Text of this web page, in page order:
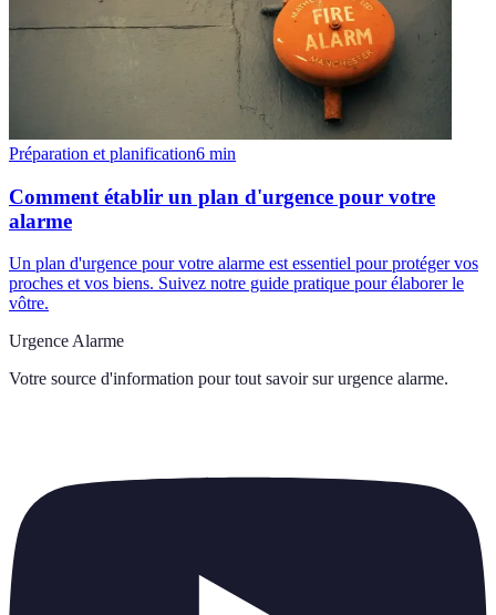
Préparation et planification6 min
Comment établir un plan d'urgence pour votre
alarme
Un plan d'urgence pour votre alarme est essentiel pour protéger vos
proches et vos biens. Suivez notre guide pratique pour élaborer le
vôtre.
Urgence Alarme
Votre source d'information pour tout savoir sur urgence alarme.